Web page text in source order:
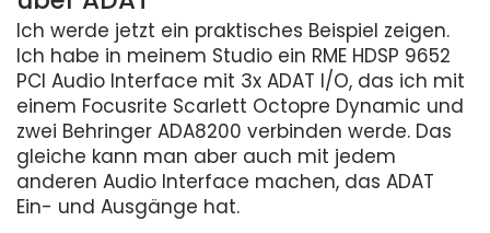
Ich werde jetzt ein praktisches Beispiel zeigen.
Ich habe in meinem Studio ein RME HDSP 9652
PCI Audio Interface mit 3x ADAT I/O, das ich mit
einem Focusrite Scarlett Octopre Dynamic und
zwei Behringer ADA8200 verbinden werde. Das
gleiche kann man aber auch mit jedem
anderen Audio Interface machen, das ADAT
Ein- und Ausgänge hat.